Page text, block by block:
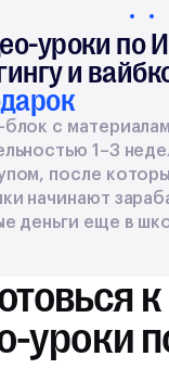
уроки по
и
с
1–3
после
начинают
деньги еще в
уроки